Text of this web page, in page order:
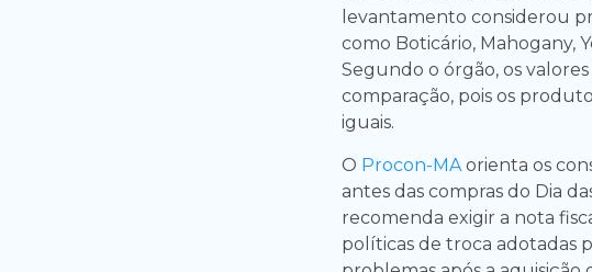
levantamento considerou
como Boticário, Mahogany,
Segundo o órgão, os
comparação, pois os
iguais.
O Procon-MAorienta os
antes das compras do Dia
recomenda exigir a nota
políticas de troca adotadas